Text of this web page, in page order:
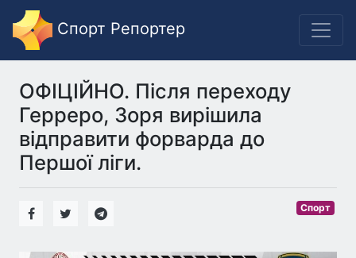
Спорт Репортер
ОФІЦІЙНО. Після переходу
Герреро, Зоря вирішила
відправити форварда до
Першої ліги.
Спорт